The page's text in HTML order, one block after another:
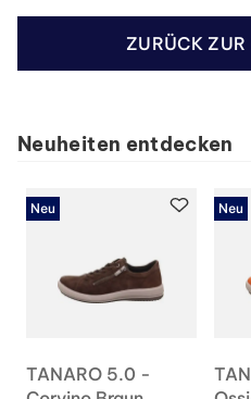
ZURÜCK ZUR
Neuheiten entdecken
Neu
TANARO 5.0 -
Neu